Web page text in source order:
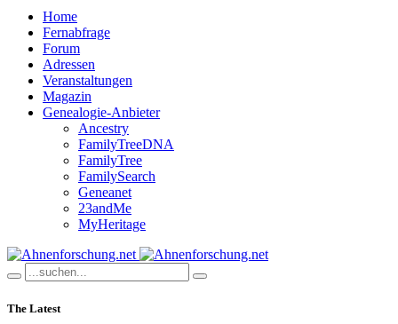
Home
Fernabfrage
Forum
Adressen
Veranstaltungen
Magazin
Genealogie-Anbieter
Ancestry
FamilyTreeDNA
FamilyTree
FamilySearch
Geneanet
23andMe
MyHeritage
The Latest